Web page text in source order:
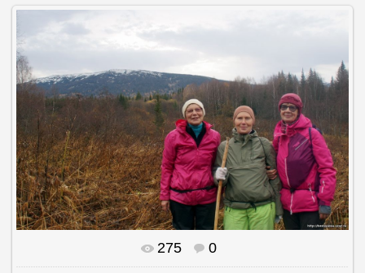
В реальном размере 1500x996
275 0